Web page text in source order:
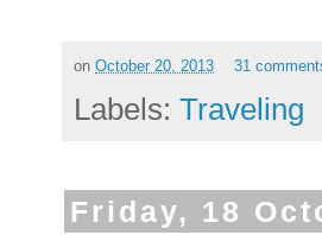
on October 20, 2013 31
Labels: Traveling
Friday, 18